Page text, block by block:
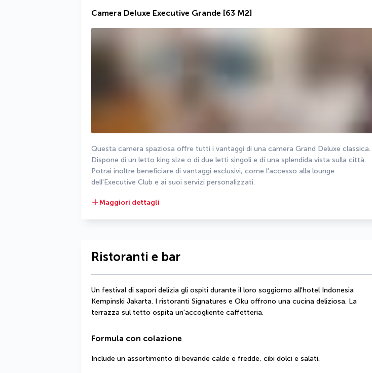
Camera Deluxe Executive Grande [63 M2]
Questa camera spaziosa offre tutti i vantaggi di una camera Grand Deluxe classica.
Dispone di un letto king size o di due letti singoli e di una splendida vista sulla città.
Potrai inoltre beneficiare di vantaggi esclusivi, come l'accesso alla lounge
dell'Executive Club e ai suoi servizi personalizzati.
Maggiori dettagli
Ristoranti e bar
Un festival di sapori delizia gli ospiti durante il loro soggiorno all'hotel Indonesia
Kempinski Jakarta. I ristoranti Signatures e Oku offrono una cucina deliziosa. La
terrazza sul tetto ospita un'accogliente caffetteria.
Formula con colazione
Include un assortimento di bevande calde e fredde, cibi dolci e salati.